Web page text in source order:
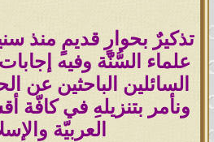
تذكيرٌ بحوارٍ قديمٍ منذ
علماء السُّنّة وفيه
السائلين الباحثين عن
ونأمر بتنزيلهِ في كافّة
العربيّة